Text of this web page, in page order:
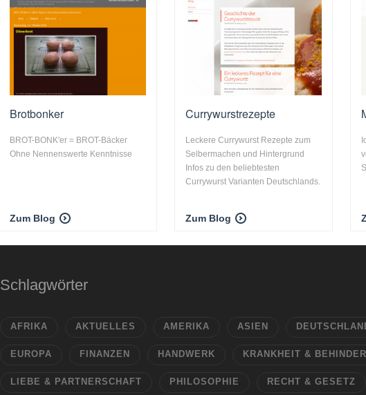
Brotbonker
BROT-BONK'er = BROT-Bäcker
Ohne Nennenswerte Kenntnisse
Zum Blog
Currywurstrezepte
Leckere Currywurst Rezepte zum
Selbermachen und Hintergrund
Infos zu den beliebtesten
Currywurst Varianten Deutschlands.
Zum Blog
Schlagwörter
AFRIKA AKTUELLES AMERIKA ASIEN
EUROPA FINANZEN HANDWERK KRANKHEIT &
LIEBE & PARTNERSCHAFT PHILOSOPHIE RECHT & GESETZ